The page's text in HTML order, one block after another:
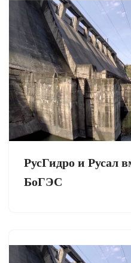
РусГидро и Русал
БоГЭС